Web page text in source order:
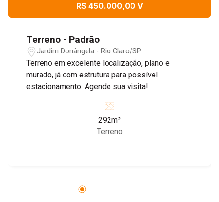
R$ 450.000,00 V
Terreno - Padrão
Jardim Donângela - Rio Claro/SP
Terreno em excelente localização, plano e
murado, já com estrutura para possível
estacionamento. Agende sua visita!
292m²
Terreno